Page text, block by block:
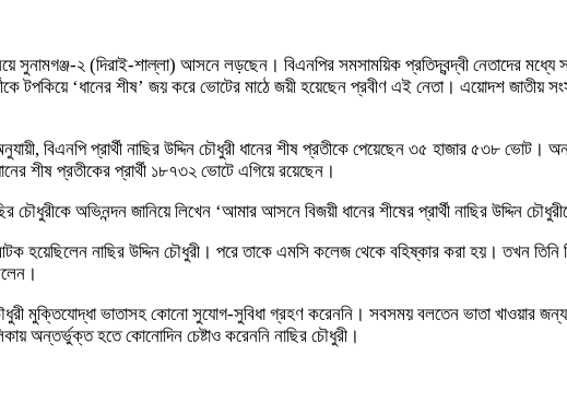
সুনামগঞ্জ-২ (দিরাই-শাল্লা) আসনে লড়ছেন। বিএনপির সমসাময়িক প্রতিদ্বন্দ্বী নেতাদের মধ্যে
টপকিয়ে ‘ধানের শীষ’ জয় করে ভোটের মাঠে জয়ী হয়েছেন প্রবীণ এই নেতা। এয়োদশ জাতীয় সংসদ
প্রার্থী নাছির উদ্দিন চৌধুরী ধানের শীষ প্রতীকে পেয়েছেন ৩৫ হাজার ৫৩৮ ভোট।
শীষ প্রতীকের প্রার্থী ১৮৭৩২ ভোটে এগিয়ে রয়েছেন।
চৌধুরীকে অভিনন্দন জানিয়ে লিখেন ‘আমার আসনে বিজয়ী ধানের শীষের প্রার্থী নাছির উদ্দিন
হয়েছিলেন নাছির উদ্দিন চৌধুরী। পরে তাকে এমসি কলেজ থেকে বহিষ্কার করা হয়। তখন
মুক্তিযোদ্ধা ভাতাসহ কোনো সুযোগ-সুবিধা গ্রহণ করেননি। সবসময় বলতেন ভাতা খাওয়ার
অন্তর্ভুক্ত হতে কোনোদিন চেষ্টাও করেননি নাছির চৌধুরী।